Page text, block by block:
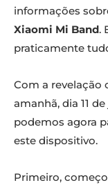
informações
Xiaomi Mi Band.
praticamente
Com a revelação
amanhã, dia 11
podemos agora
este dispositivo.
Primeiro,